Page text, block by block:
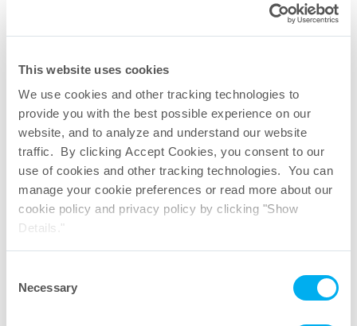
This website uses cookies
We use cookies and other tracking technologies to
provide you with the best possible experience on our
website, and to analyze and understand our website
traffic. By clicking Accept Cookies, you consent to our
use of cookies and other tracking technologies. You can
manage your cookie preferences or read more about our
cookie policy and privacy policy by clicking "Show
Details."
Selection
Necessary
Productos de Filtración
Los filtros Meissner están diseñados para
aplicaciones farmacéuticas y biotecnológicas,
ofreciendo opciones escalables, bajos niveles de
extractables, configuraciones personalizables y
soporte técnico experto para un rendimiento de
filtración optimizado.